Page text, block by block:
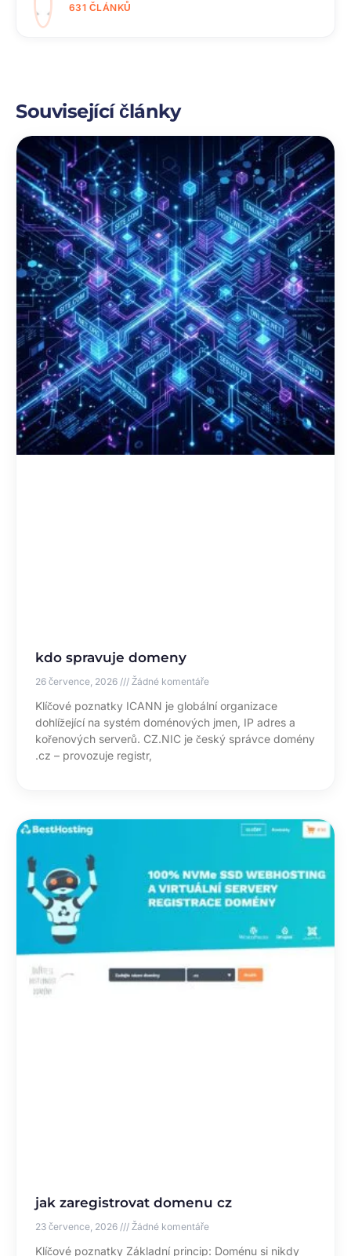
631 ČLÁNKŮ
Související články
kdo spravuje domeny
26 července, 2026 Žádné komentáře
Klíčové poznatky ICANN je globální organizace
dohlížející na systém doménových jmen, IP adres a
kořenových serverů. CZ.NIC je český správce domény
.cz – provozuje registr,
jak zaregistrovat domenu cz
23 července, 2026 Žádné komentáře
Klíčové poznatky Základní princip: Doménu si nikdy